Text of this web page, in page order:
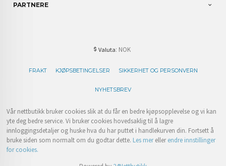
PARTNERE
Valuta: NOK
FRAKT KJØPSBETINGELSER SIKKERHET OG PERSONVERN
NYHETSBREV
Vår nettbutikk bruker cookies slik at du får en bedre kjøpsopplevelse og vi kan
yte deg bedre service. Vi bruker cookies hovedsaklig til å lagre
innloggingsdetaljer og huske hva du har puttet i handlekurven din. Fortsett å
bruke siden som normalt om du godtar dette. Les merellerendre innstillinger
for cookies.